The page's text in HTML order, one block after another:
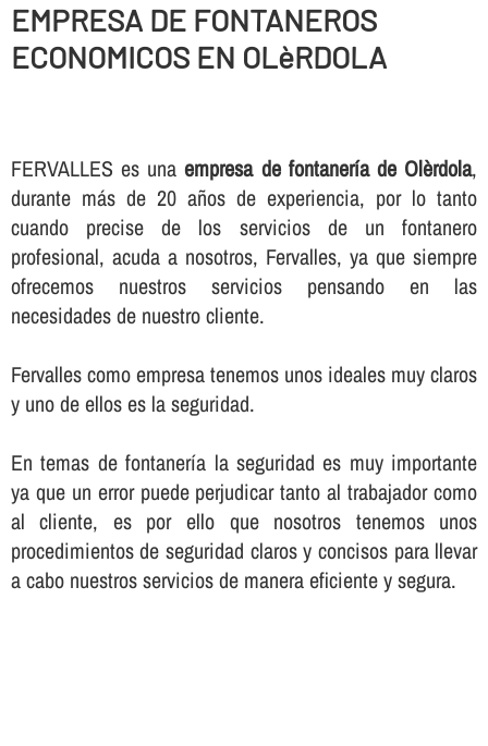
EMPRESA DE FONTANEROS
ECONOMICOS EN OLèRDOLA
FERVALLES es unaempresa de fontanerí­a de Olèrdola,
durante más de 20 años de experiencia, por lo tanto
cuando precise de los servicios de un fontanero
profesional, acuda a nosotros, Fervalles, ya que siempre
ofrecemos nuestros servicios pensando en las
necesidades de nuestro cliente.
Fervalles como empresa tenemos unos ideales muy claros
y uno de ellos es la seguridad.
En temas de fontanerí­a la seguridad es muy importante
ya que un error puede perjudicar tanto al trabajador como
al cliente, es por ello que nosotros tenemos unos
procedimientos de seguridad claros y concisos para llevar
a cabo nuestros servicios de manera eficiente y segura.